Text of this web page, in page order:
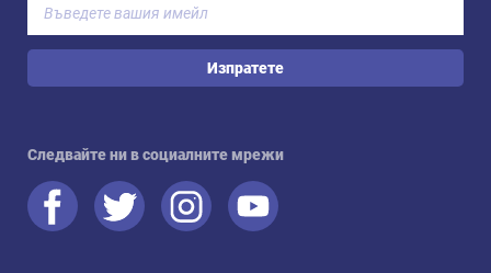
Изпратете
Следвайте ни в социалните мрежи